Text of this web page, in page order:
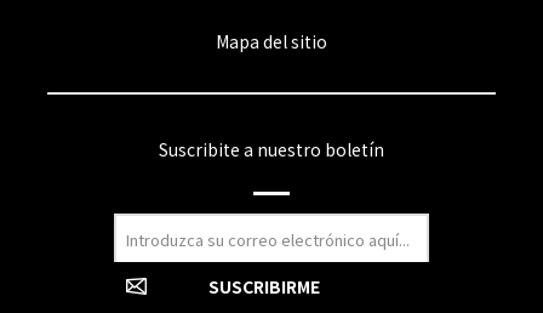
Mapa del sitio
Suscribite a nuestro boletín